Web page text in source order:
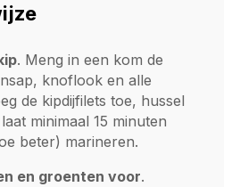
. Meng in een kom de
knoflook en alle
de kipdijfilets toe, hussel
minimaal 15 minuten
beter) marineren.
en groenten voor.